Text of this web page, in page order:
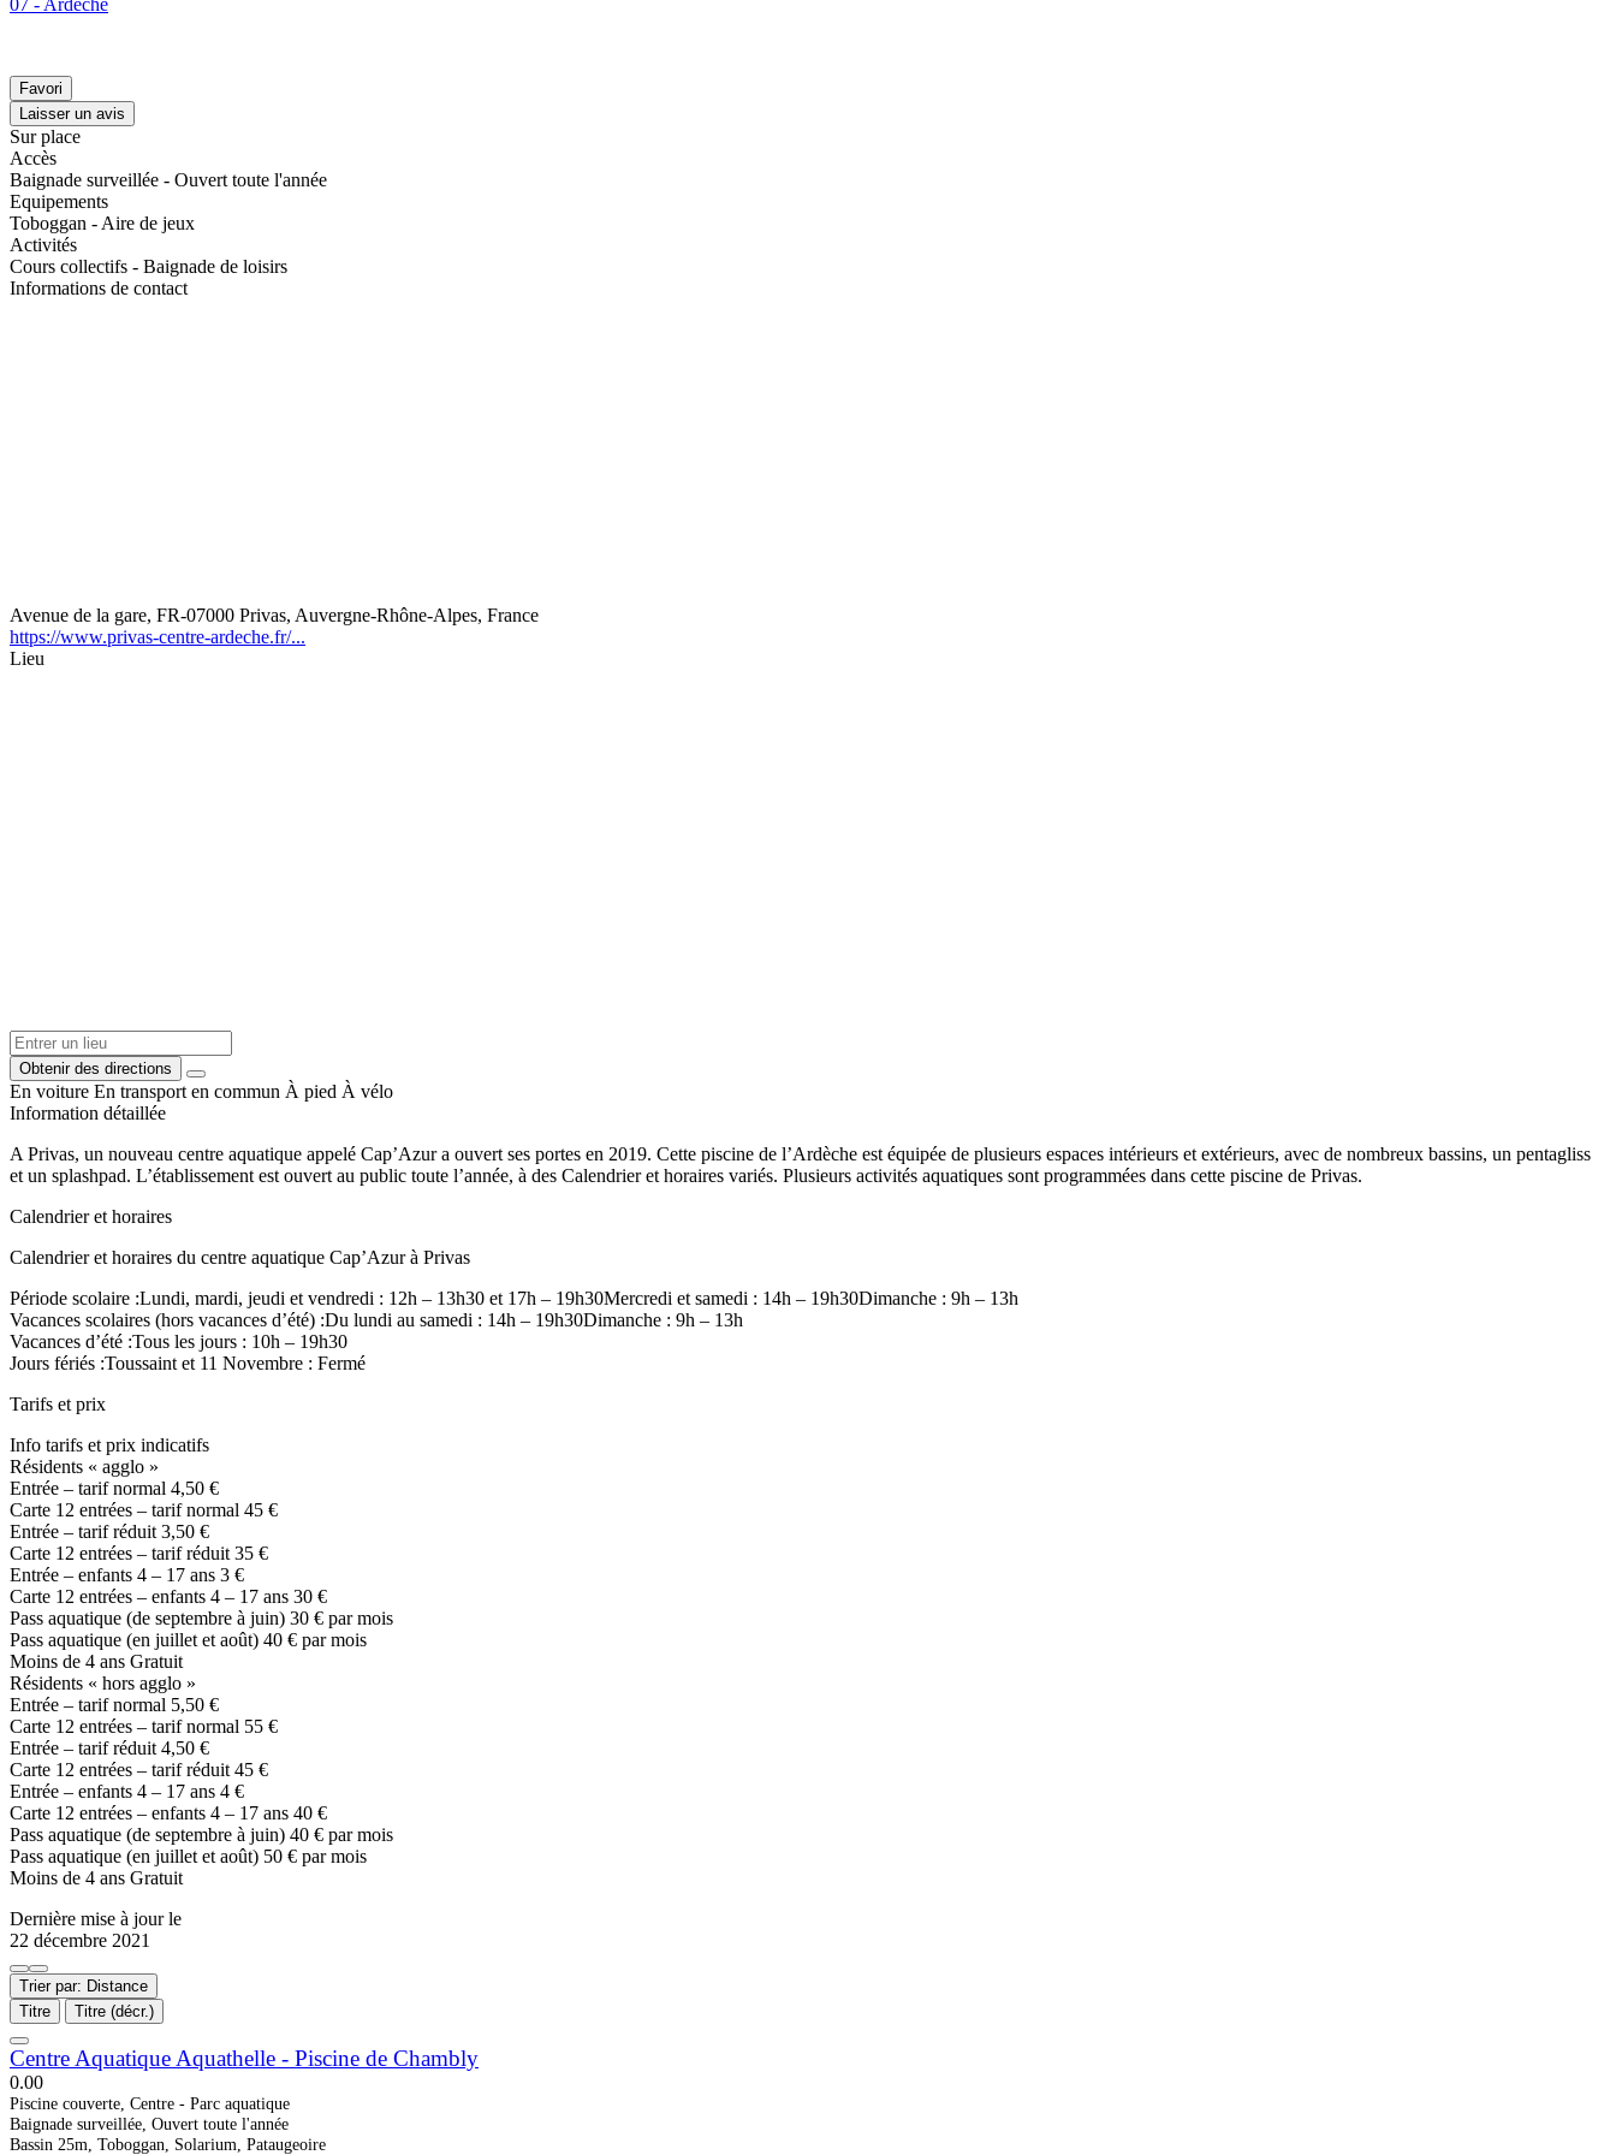
Favori
Laisser un avis
Sur place
Accès
Baignade surveillée - Ouvert toute l'année
Equipements
Toboggan - Aire de jeux
Activités
Cours collectifs - Baignade de loisirs
Informations de contact
Avenue de la gare, FR-07000 Privas, Auvergne-Rhône-Alpes, France
https://www.privas-centre-ardeche.fr/...
Lieu
Obtenir des directions
En voiture En transport en commun À pied À vélo
Information détaillée
A Privas, un nouveau centre aquatique appelé Cap’Azur a ouvert ses portes en 2019. Cette piscine de l’Ardèche est équipée de plusieurs espaces intérieurs et extérieurs, avec de nombreux bassins, un pentagliss
et un splashpad. L’établissement est ouvert au public toute l’année, à des Calendrier et horaires variés. Plusieurs activités aquatiques sont programmées dans cette piscine de Privas.
Calendrier et horaires
Calendrier et horaires du centre aquatique Cap’Azur à Privas
Période scolaire :Lundi, mardi, jeudi et vendredi : 12h – 13h30 et 17h – 19h30Mercredi et samedi : 14h – 19h30Dimanche : 9h – 13h
Vacances scolaires (hors vacances d’été) :Du lundi au samedi : 14h – 19h30Dimanche : 9h – 13h
Vacances d’été :Tous les jours : 10h – 19h30
Jours fériés :Toussaint et 11 Novembre : Fermé
Tarifs et prix
Info tarifs et prix indicatifs
Résidents « agglo »
Entrée – tarif normal 4,50 €
Carte 12 entrées – tarif normal 45 €
Entrée – tarif réduit 3,50 €
Carte 12 entrées – tarif réduit 35 €
Entrée – enfants 4 – 17 ans 3 €
Carte 12 entrées – enfants 4 – 17 ans 30 €
Pass aquatique (de septembre à juin) 30 € par mois
Pass aquatique (en juillet et août) 40 € par mois
Moins de 4 ans Gratuit
Résidents « hors agglo »
Entrée – tarif normal 5,50 €
Carte 12 entrées – tarif normal 55 €
Entrée – tarif réduit 4,50 €
Carte 12 entrées – tarif réduit 45 €
Entrée – enfants 4 – 17 ans 4 €
Carte 12 entrées – enfants 4 – 17 ans 40 €
Pass aquatique (de septembre à juin) 40 € par mois
Pass aquatique (en juillet et août) 50 € par mois
Moins de 4 ans Gratuit
Dernière mise à jour le
22 décembre 2021
Trier par: Distance
Titre
Titre (décr.)
Centre Aquatique Aquathelle - Piscine de Chambly
0.00
Piscine couverte, Centre - Parc aquatique
Baignade surveillée, Ouvert toute l'année
Bassin 25m, Toboggan, Solarium, Pataugeoire